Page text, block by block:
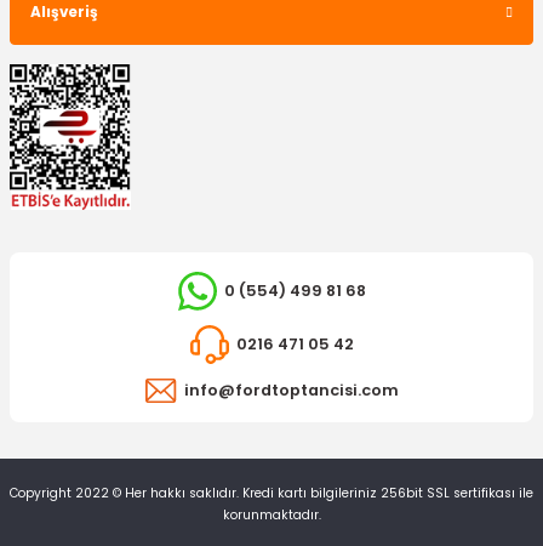
Alışveriş
0 (554) 499 81 68
0216 471 05 42
info@fordtoptancisi.com
Copyright 2022 © Her hakkı saklıdır. Kredi kartı bilgileriniz 256bit SSL sertifikası ile
korunmaktadır.